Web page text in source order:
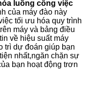
luồng công việc
của máy đào này
tối ưu hóa quy trình
máy và bảng điều
về hiệu suất máy
trì dự đoán giúp bạn
nhất,ngăn chặn sự
bạn hoạt động trơn